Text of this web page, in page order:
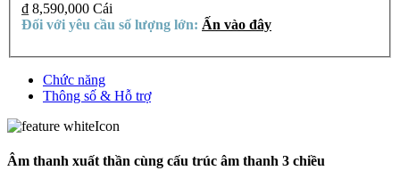
₫ 8,590,000 Cái
Đối với yêu cầu số lượng lớn: Ấn vào đây
Chức năng
Thông số & Hỗ trợ
Âm thanh xuất thần cùng cấu trúc âm thanh 3 chiều